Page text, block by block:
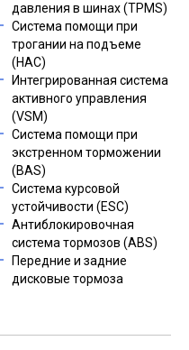
давления в шинах (TPMS)
Система помощи при
трогании на подъеме
(HAC)
Интегрированная система
активного управления
(VSM)
Система помощи при
экстренном торможении
(BAS)
Система курсовой
устойчивости (ESC)
Антиблокировочная
система тормозов (ABS)
Передние и задние
дисковые тормоза